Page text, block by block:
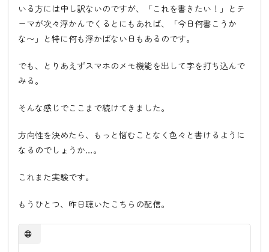
いる方には申し訳ないのですが、「これを書きたい！」とテ
ーマが次々浮かんでくるとにもあれば、「今日何書こうか
な〜」と特に何も浮かばない日もあるのです。
でも、とりあえずスマホのメモ機能を出して字を打ち込んで
みる。
そんな感じでここまで続けてきました。
方向性を決めたら、もっと悩むことなく色々と書けるように
なるのでしょうか…。
これまた実験です。
もうひとつ、昨日聴いたこちらの配信。